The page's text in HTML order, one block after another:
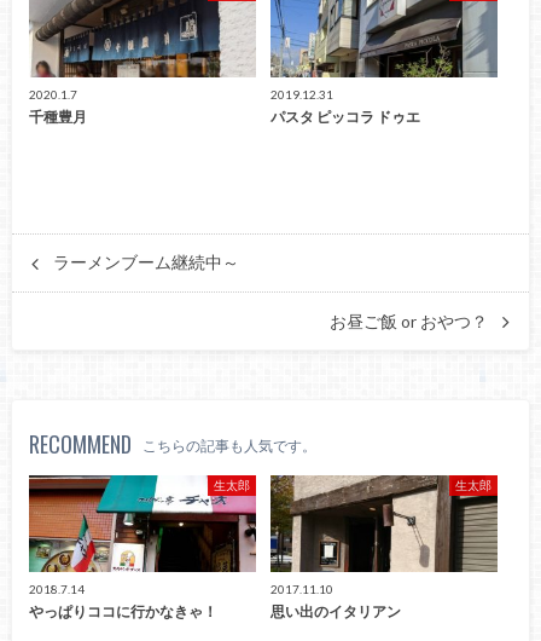
2020.1.7
千種豊月
2019.12.31
パスタ ピッコラ ドゥエ
ラーメンブーム継続中～
お昼ご飯 or おやつ？
RECOMMEND こちらの記事も人気です。
生太郎
2018.7.14
やっぱりココに行かなきゃ！
生太郎
2017.11.10
思い出のイタリアン